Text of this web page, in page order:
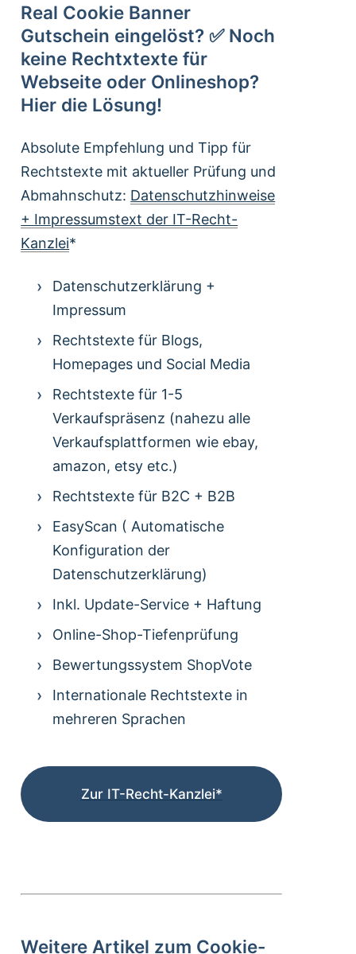
Real Cookie Banner
Gutschein eingelöst? ✅ Noch
keine Rechtxtexte für
Webseite oder Onlineshop?
Hier die Lösung!
Absolute Empfehlung und Tipp für
Rechtstexte mit aktueller Prüfung und
Abmahnschutz: Datenschutzhinweise
+ Impressumstext der IT-Recht-
Kanzlei*
Datenschutzerklärung +
Impressum
Rechtstexte für Blogs,
Homepages und Social Media
Rechtstexte für 1-5
Verkaufspräsenz (nahezu alle
Verkaufsplattformen wie ebay,
amazon, etsy etc.)
Rechtstexte für B2C + B2B
EasyScan ( Automatische
Konfiguration der
Datenschutzerklärung)
Inkl. Update-Service + Haftung
Online-Shop-Tiefenprüfung
Bewertungssystem ShopVote
Internationale Rechtstexte in
mehreren Sprachen
Zur IT-Recht-Kanzlei*
Weitere Artikel zum Cookie-